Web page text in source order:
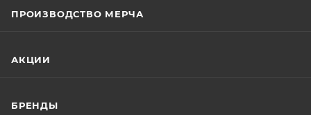
ПРОИЗВОДСТВО МЕРЧА
АКЦИИ
БРЕНДЫ